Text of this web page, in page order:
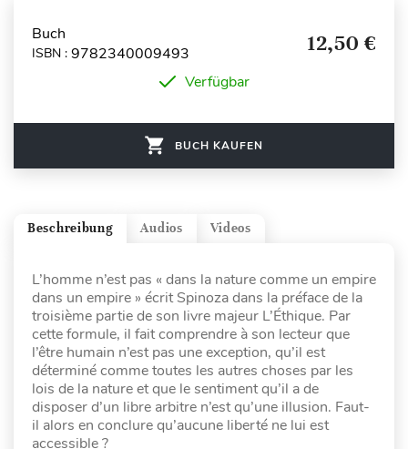
Buch
ISBN : 9782340009493 12,50 €
Verfügbar
BUCH KAUFEN
Videos
Audios
Beschreibung
L’homme n’est pas « dans la nature comme un empire
dans un empire » écrit Spinoza dans la préface de la
troisième partie de son livre majeur L’Éthique. Par
cette formule, il fait comprendre à son lecteur que
l’être humain n’est pas une exception, qu’il est
déterminé comme toutes les autres choses par les
lois de la nature et que le sentiment qu’il a de
disposer d’un libre arbitre n’est qu’une illusion. Faut-
il alors en conclure qu’aucune liberté ne lui est
accessible ?